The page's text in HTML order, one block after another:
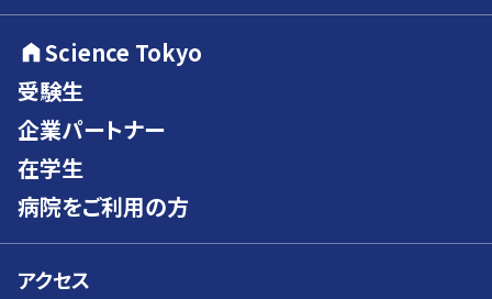
Science Tokyo
受験生
企業パートナー
在学生
病院をご利用の方
アクセス